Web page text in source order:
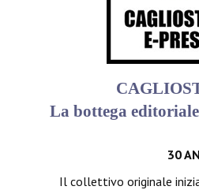
La bottega
30
Il collettivo originale